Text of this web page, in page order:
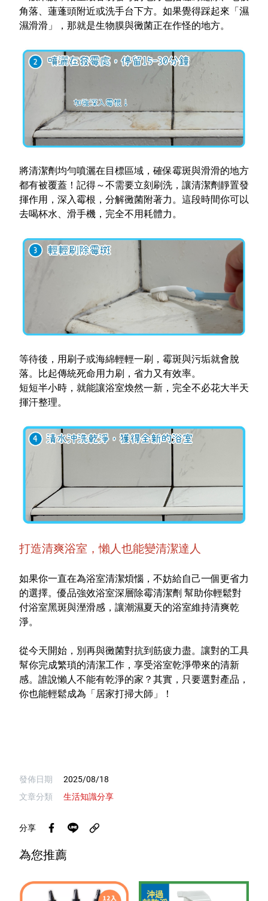
角落、蓮蓬頭附近或洗手台下方。如果覺得踩起來「濕
濕滑滑」，那就是生物膜與黴菌正在作怪的地方。
將清潔劑均勻噴灑在目標區域，確保霉斑與滑滑的地方
都有被覆蓋！記得～不需要立刻刷洗，讓清潔劑靜置發
揮作用，深入霉根，分解黴菌附著力。這段時間你可以
去喝杯水、滑手機，完全不用耗體力。
等待後，用刷子或海綿輕輕一刷，霉斑與污垢就會脫
落。比起傳統死命用力刷，省力又有效率。
短短半小時，就能讓浴室煥然一新，完全不必花大半天
揮汗整理。
打造清爽浴室，懶人也能變清潔達人
如果你一直在為浴室清潔煩惱，不妨給自己一個更省力
的選擇。優品強效浴室深層除霉清潔劑 幫助你輕鬆對
付浴室黑斑與溼滑感，讓潮濕夏天的浴室維持清爽乾
淨。
從今天開始，別再與黴菌對抗到筋疲力盡。讓對的工具
幫你完成繁瑣的清潔工作，享受浴室乾淨帶來的清新
感。誰說懶人不能有乾淨的家？其實，只要選對產品，
你也能輕鬆成為「居家打掃大師」！
發佈日期
2025/08/18
文章分類
生活知識分享
分享
為您推薦